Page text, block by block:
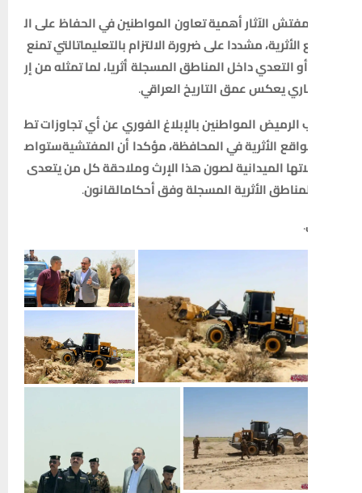
الآثارأهميةتعاونالمواطنين فيالحفاظعلىال
مشدداعلىضرورةالالتزامبالتعليماتالتيتمنع
داخلالمناطقالمسجلةأثريا،لماتمثلهمنإر
يعكسعمقالتاريخالعراقي.
المواطنين بالإبلاغالفوريعنأيتجاوزاتتط
الأثريةفيالمحافظة،مؤكداأن المفتشيةستواص
الميدانيةلصونهذاالإرث وملاحقةكلمنيتعدى
الأثريةالمسجلةوفقأحكامالقانون.